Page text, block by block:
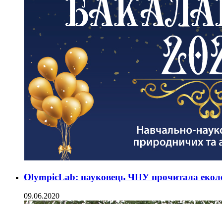
OlympicLab: науковець ЧНУ прочитала
09.06.2020